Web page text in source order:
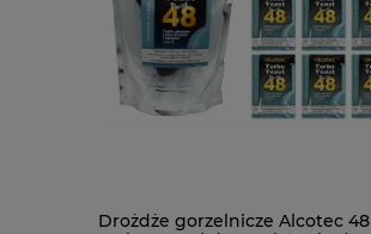
Drożdże gorzelnicze Alcotec 48